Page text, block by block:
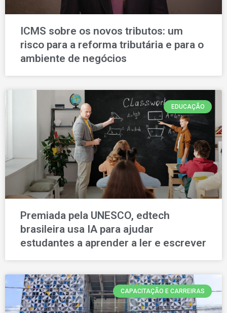
ICMS sobre os novos tributos: um
risco para a reforma tributária e para o
ambiente de negócios
EDUCAÇÃO
Premiada pela UNESCO, edtech
brasileira usa IA para ajudar
estudantes a aprender a ler e escrever
CAPACITAÇÃO E CARREIRAS